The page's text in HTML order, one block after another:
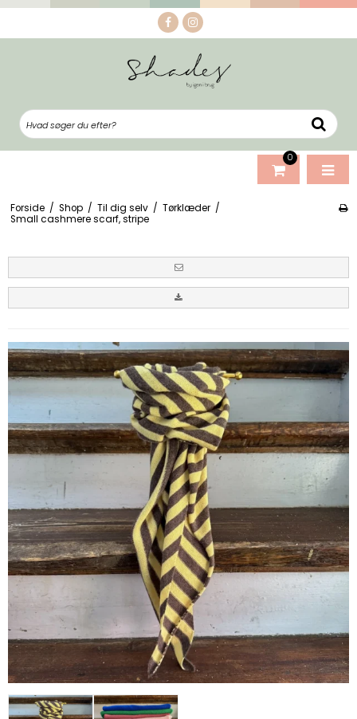
0
Forside / Shop / Til dig selv / Tørklæder /
Small cashmere scarf, stripe